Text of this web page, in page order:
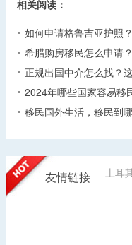
相关阅读：
如何申请格鲁吉亚护照
希腊购房移民怎么申请
正规出国中介怎么找？
2024年哪些国家容易移
移民国外生活，移民到
友情链接 土耳